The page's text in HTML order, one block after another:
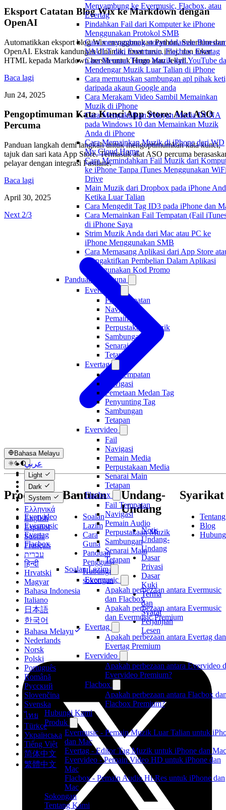
Menyambung ke Evermusic, Flacbox, atau
Evertag
Pindahkan Fail dari Komputer ke iPhone
Menggunakan Protokol SMB
Cara menyambung storan dalaman
VAULT dari Evermusic, Flacbox, Evertag
Cara Memuat Turun Muzik dari YouTube
Mendengar Muzik Luar Talian di iPhone
Cara memutuskan sambungan apl pihak
daripada akaun Google anda
Cara Merakam Video Sambil Memainkan
Muzik di iPhone
Cara Mengaktifkan Pelayan Media DLNA
pada Windows 10 dan Memainkan Muzik
Anda di iPhone
Cara Memainkan Muzik di iPhone dari WD
My Cloud Home
Cara Memindahkan Fail Muzik dari
ke iPhone Tanpa iTunes Menggunakan
Drive
Main Muzik dari Dropbox pada iPhone
Ketika Luar Talian
Cara Mengedit Tag ID3 pada iPhone dan
Cara Memainkan Fail Tempatan (Fail
di iPhone Saya
Strim Muzik Anda dari Mac atau PC ke
iPhone Menggunakan SMB
Cara Memasang Aplikasi dari App Store
Mengaktifkan Pembelian Dalam Aplikasi
Menggunakan Kod Promo
Panduan Pengguna
Evermusic
Fail Tempatan
Navigasi
Pemain Audio
Perpustakaan Muzik
Sambungan
Senarai Main
Tetapan
Evertag
Fail Tempatan
Navigasi
Pemetaan Medan Tag
Penyunting Tag
Sambungan
Tetapan
Evervideo
Fail
Navigasi
Pemain Media
Perpustakaan Media
Senarai Main
Tetapan
Flacbox
Fail Tempatan
Navigasi
Pemain Audio
Perpustakaan Muzik
Sambungan
Senarai Main
Tetapan
Soalan Lazim
Evermusic
Apakah perbezaan antara Evermusic
dan Flacbox
Apakah perbezaan antara Evermusic
dan Evermusic Premium
Evertag
Apakah perbezaan antara Evertag dan
Evertag Premium
Evervideo
Apakah perbezaan antara Evervideo
Evervideo Premium?
Flacbox
Apakah perbezaan antara Flacbox
Flacbox Premium?
Hubungi Kami
Produk
Evermusic - Pemain Muzik Luar Talian untuk
dan Mac
Evertag - Editor Tag Muzik untuk iPhone dan Mac
Evervideo - Pemain Video HD untuk iPhone dan
Mac
Flacbox - Pemain Audio Hi-Res untuk iPhone dan
Mac
Sokongan
Tentang Kami
Eksport Catatan Blog Wix ke Markdown dengan
OpenAI
Automatikkan eksport blog Wix menggunakan Python, Selenium dan
OpenAI. Ekstrak kandungan dinamik, muat turun imej, dan tukar
HTML kepada Markdown bersih untuk Hugo atau Jekyll.
Baca lagi
Jun 24, 2025
Pengoptimuman Kata Kunci App Store: Alat ASO
Percuma
Panduan langkah demi langkah untuk mengoptimumkan kata kunci,
tajuk dan sari kata App Store. Termasuk alat ASO percuma
pelayar dengan integrasi Fastlane.
Baca lagi
April 30, 2025
Next 2/3
Bahasa Melayu
عربي
Català
Čeština
Dansk
Deutsch
Ελληνικά
English
Español
Suomi
Français
עברית
हिन्दी
Hrvatski
Magyar
Bahasa Indonesia
Italiano
日本語
한국어
Bahasa Melayu
Nederlands
Norsk
Polski
Português
Română
Русский
Slovenčina
Svenska
ไทย
Türkçe
Українська
Tiếng Việt
简体中文
繁體中文
Light
Dark
System
Produk
Evervideo
Evermusic
Evertag
Flacbox
Bantuan
Soalan
Lazim
Cara
Guna
Panduan
Pengguna
Hubungi
sokongan
Undang-
Undang
Notis
Undang-
Undang
Dasar
Privasi
Dasar
Kuki
Terma
dan
Syarat
Perjanjian
Lesen
Syarikat
Tentang
Blog